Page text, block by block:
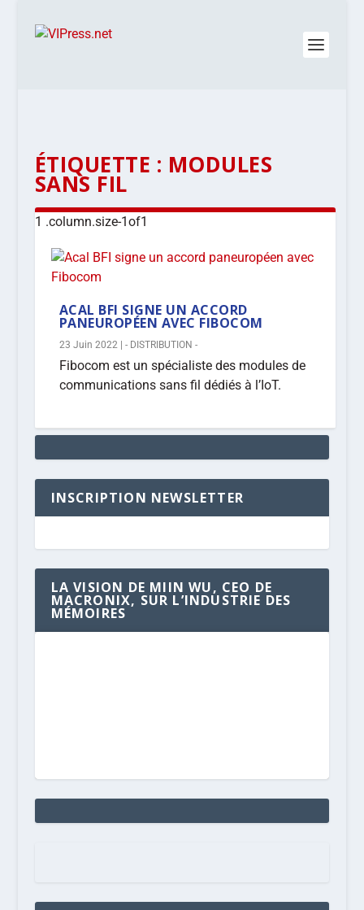
ÉTIQUETTE : MODULES
SANS FIL
ACAL BFI SIGNE UN ACCORD
PANEUROPÉEN AVEC FIBOCOM
23 Juin 2022| - DISTRIBUTION -
Fibocom est un spécialiste des modules de
communications sans fil dédiés à l’IoT.
INSCRIPTION NEWSLETTER
LA VISION DE MIIN WU, CEO DE
MACRONIX, SUR L’INDUSTRIE DES
MÉMOIRES